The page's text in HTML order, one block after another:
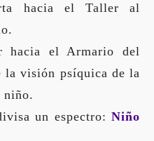
hacia el Taller al
hacia el Armario del
la visión psíquica de la
niño.
un espectro: Niño